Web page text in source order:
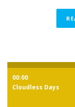
00:00
Cloudless Days